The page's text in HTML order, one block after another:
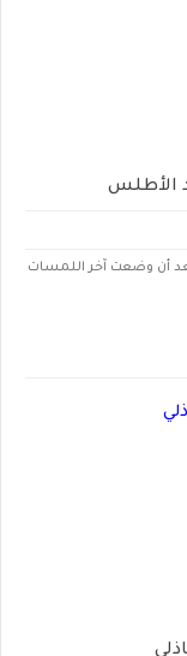
أن وضعت آخر اللمسات